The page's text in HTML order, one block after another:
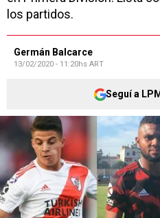
los partidos.
Germán Balcarce
13/02/2020 - 11:20hs ART
Seguí a